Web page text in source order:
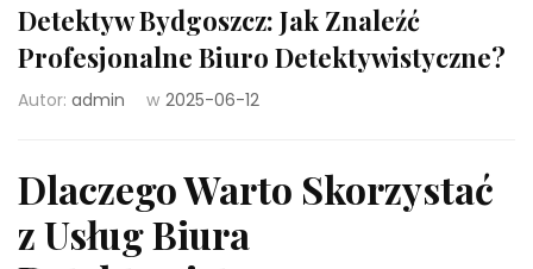
Detektyw Bydgoszcz: Jak Znaleźć
Profesjonalne Biuro Detektywistyczne?
Autor: admin w 2025-06-12
Dlaczego Warto Skorzystać
z Usług Biura